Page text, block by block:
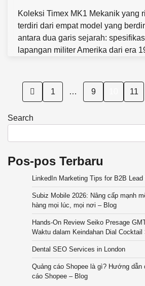
Koleksi Timex MK1 Mekanik yang
terdiri dari empat model yang
antara dua garis sejarah:
lapangan militer Amerika dari era
Posts
1 … 9 11
Search
Pos-pos Terbaru
LinkedIn Marketing Tips for B2B Lead
Subiz Mobile 2026: Nâng cấp mạnh
hàng mọi lúc, mọi nơi – Blog
Hands-On Review Seiko Presage
Waktu dalam Keindahan Dial
Dental SEO Services in London
Quảng cáo Shopee là gì? Hướng
cáo Shopee – Blog